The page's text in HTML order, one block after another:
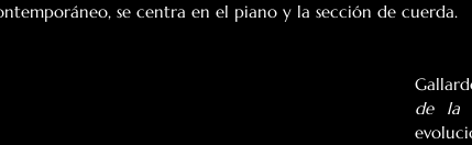
se centra en el piano y la sección de cuerda.
de la